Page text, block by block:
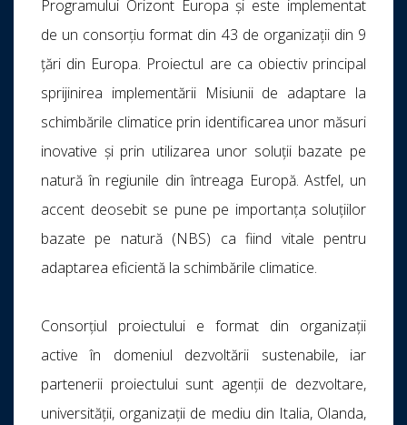
Programului Orizont Europa și este implementat
de un consorțiu format din 43 de organizații din 9
țări din Europa. Proiectul are ca obiectiv principal
sprijinirea implementării Misiunii de adaptare la
schimbările climatice prin identificarea unor măsuri
inovative și prin utilizarea unor soluții bazate pe
natură în regiunile din întreaga Europă. Astfel, un
accent deosebit se pune pe importanța soluțiilor
bazate pe natură (NBS) ca fiind vitale pentru
adaptarea eficientă la schimbările climatice.
Consorțiul proiectului e format din organizații
active în domeniul dezvoltării sustenabile, iar
partenerii proiectului sunt agenții de dezvoltare,
universității, organizații de mediu din Italia, Olanda,